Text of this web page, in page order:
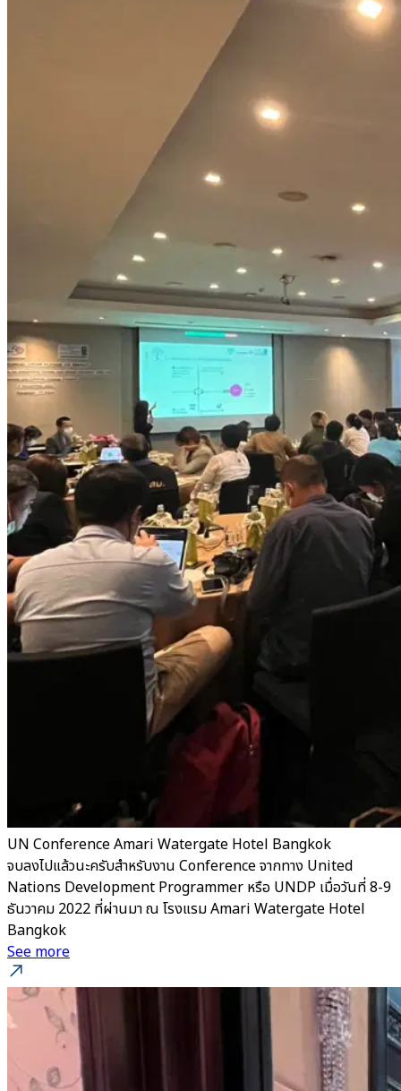
UN Conference Amari Watergate Hotel Bangkok
จบลงไปแล้วนะครับสำหรับงาน Conference จากทาง United
Nations Development Programmer หรือ UNDP เมื่อวันที่ 8-9
ธันวาคม 2022 ที่ผ่านมา ณ โรงแรม Amari Watergate Hotel
Bangkok
See more